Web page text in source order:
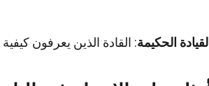
القيادة الحكيمة: القادة الذين يعرفون